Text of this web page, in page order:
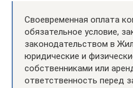
Своевременная оплата
обязательное условие,
законодательством в
юридические и
собственниками или
ответственность перед